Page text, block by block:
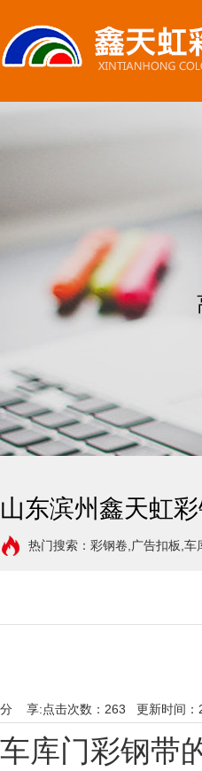
山东滨州鑫天虹
热门搜索：彩钢卷,广告扣板,
点击次数： 263 更新时间
分 享:
车库门彩钢带